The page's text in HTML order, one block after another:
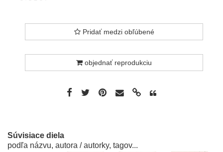
Pridať medzi obľúbené
objednať reprodukciu
Súvisiace diela
podľa názvu, autora / autorky, tagov...